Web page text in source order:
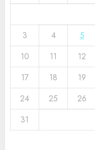
3
4 5
10
11 12
17
18 19
24
25 26
31